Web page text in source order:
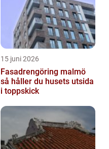
15 juni 2026
Fasadrengöring malmö
så håller du husets utsida
i toppskick